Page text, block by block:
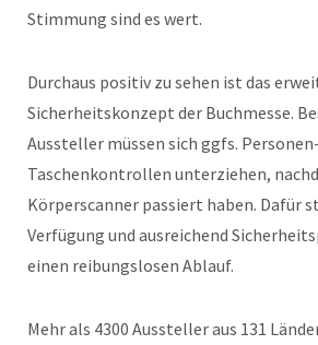
Stimmung sind es wert.
Durchaus positiv zu sehen ist das
Sicherheitskonzept der Buchmesse.
Aussteller müssen sich ggfs.
Taschenkontrollen unterziehen,
Körperscanner passiert haben. Dafür
Verfügung und ausreichend
einen reibungslosen Ablauf.
Mehr als 4300 Aussteller aus 131